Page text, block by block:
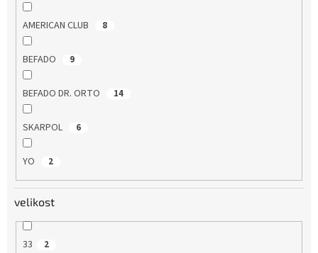
AMERICAN CLUB 8
BEFADO 9
BEFADO DR. ORTO 14
SKARPOL 6
YO 2
velikost
33 2